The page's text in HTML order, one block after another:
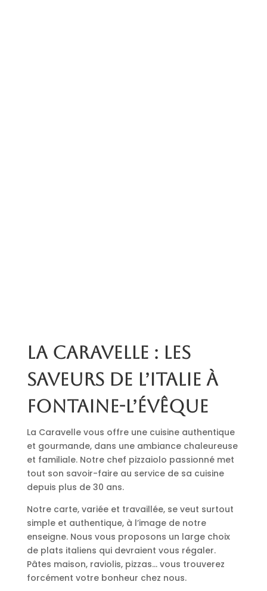
La Caravelle : les
saveurs de l’Italie à
Fontaine-l’Évêque
La Caravelle vous offre une cuisine authentique
et gourmande, dans une ambiance chaleureuse
et familiale. Notre chef pizzaiolo passionné met
tout son savoir-faire au service de sa cuisine
depuis plus de 30 ans.
Notre carte, variée et travaillée, se veut surtout
simple et authentique, à l’image de notre
enseigne. Nous vous proposons un large choix
de plats italiens qui devraient vous régaler.
Pâtes maison, raviolis, pizzas… vous trouverez
forcément votre bonheur chez nous.